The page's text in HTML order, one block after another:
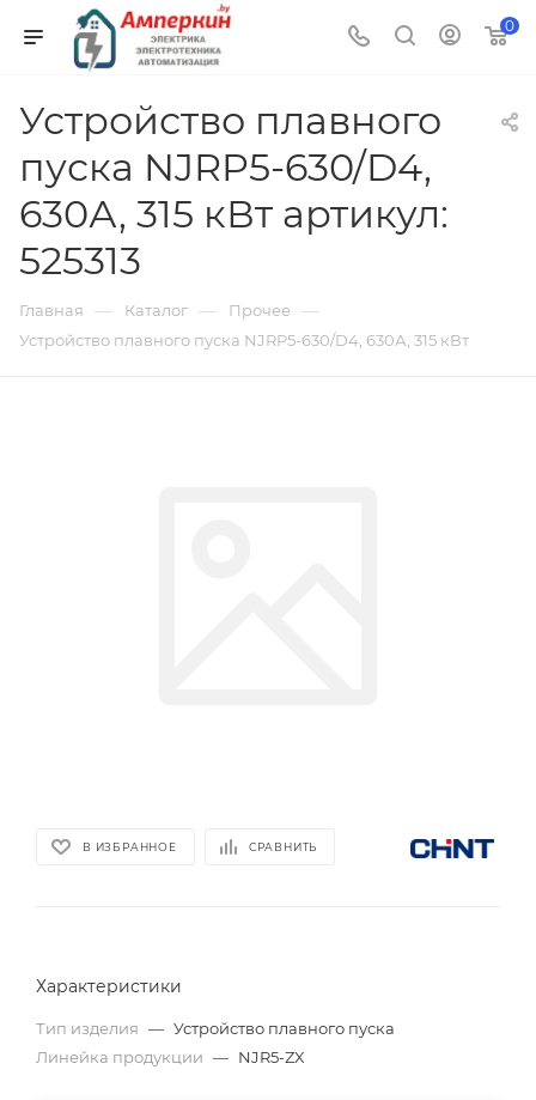
0
Устройство плавного
пуска NJRP5-630/D4,
630А, 315 кВт артикул:
525313
Главная — Каталог — Прочее —
Устройство плавного пуска NJRP5-630/D4, 630А, 315 кВт
В ИЗБРАННОЕ СРАВНИТЬ
Характеристики
Тип изделия — Устройство плавного пуска
Линейка продукции — NJR5-ZX